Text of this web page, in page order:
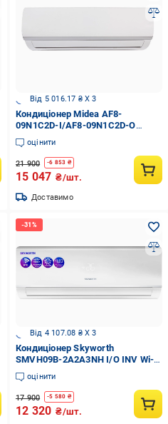
Від 5 016.17 ₴ X 3
Кондиціонер Midea AF8-
09N1C2D-I/AF8-09N1C2D-O
Forest DC Inverter (22905016)
оцінити
21 900 -6 853 ₴
15 047 ₴/шт.
Доставимо
Від 4 107.08 ₴ X 3
Кондиціонер Skyworth
SMVH09B-2A2A3NH I/O INV Wi-Fi
Ready R32 (32477870)
оцінити
17 900 -5 580 ₴
12 320 ₴/шт.